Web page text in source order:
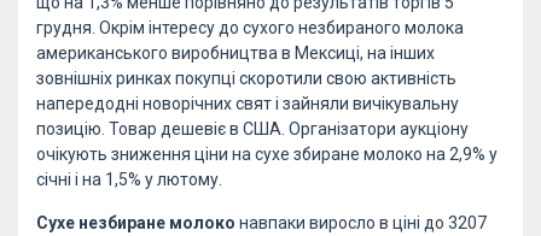
грудня. Окрім інтересу до сухого незбираного молока
американського виробництва в Мексиці, на інших
зовнішніх ринках покупці скоротили свою активність
напередодні новорічних свят і зайняли вичікувальну
позицію. Товар дешевіє в США. Організатори аукціону
очікують зниження ціни на сухе збиране молоко на 2,9% у
січні і на 1,5% у лютому.
Сухе незбиране молоко навпаки виросло в ціні до 3207